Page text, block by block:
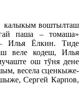
калыкым воштылташ
паша – томаша»
Илья Ёлкин. Тиде
веле кодеш, Илья
ош тўня дене
весела сценкыже-
Сергей Карпов,